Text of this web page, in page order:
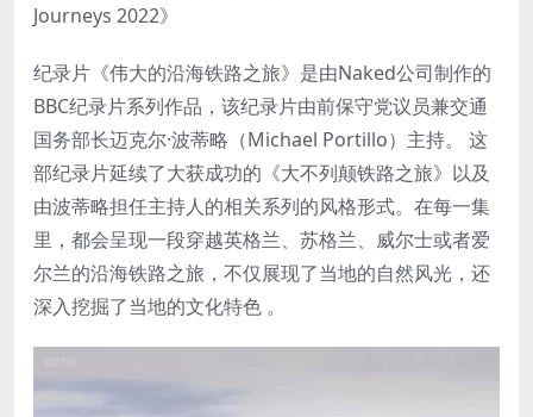
Journeys 2022》
纪录片《伟大的沿海铁路之旅》是由Naked公司制作的
BBC纪录片系列作品，该纪录片由前保守党议员兼交通
国务部长迈克尔·波蒂略（Michael Portillo）主持。 这
部纪录片延续了大获成功的《大不列颠铁路之旅》以及
由波蒂略担任主持人的相关系列的风格形式。在每一集
里，都会呈现一段穿越英格兰、苏格兰、威尔士或者爱
尔兰的沿海铁路之旅，不仅展现了当地的自然风光，还
深入挖掘了当地的文化特色 。